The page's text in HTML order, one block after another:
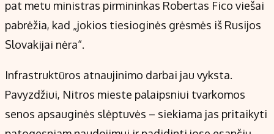
pat metu ministras pirmininkas Robertas Fico viešai
pabrėžia, kad „jokios tiesioginės grėsmės iš Rusijos
Slovakijai nėra“.
Infrastruktūros atnaujinimo darbai jau vyksta.
Pavyzdžiui, Nitros mieste palaipsniui tvarkomos
senos apsauginės slėptuvės – siekiama jas pritaikyti